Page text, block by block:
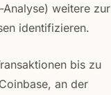
weitere zur
identifizieren.
bis zu
an der